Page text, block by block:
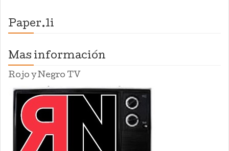
Paper.li
Mas información
Rojo y Negro TV